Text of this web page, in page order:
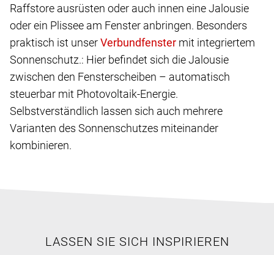
Raffstore ausrüsten oder auch innen eine Jalousie
oder ein Plissee am Fenster anbringen. Besonders
praktisch ist unser
mit integriertem
Sonnenschutz.: Hier befindet sich die Jalousie
zwischen den Fensterscheiben – automatisch
steuerbar mit Photovoltaik-Energie.
Selbstverständlich lassen sich auch mehrere
Varianten des Sonnenschutzes miteinander
kombinieren.
LASSEN SIE SICH INSPIRIEREN